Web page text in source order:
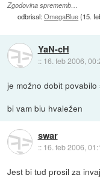
Zgodovina sprememb…
odbrisal:OmegaBlue(15.
YaN-cH
:: 16. feb 2006,
je možno dobit
bi vam biu hvaležen
swar
:: 16. feb 2006,
Jest bi tud prosil za